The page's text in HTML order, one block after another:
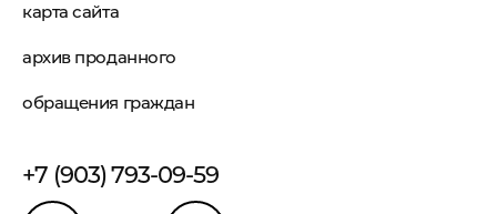
карта сайта
архив проданного
обращения граждан
+7 (903) 793-09-59